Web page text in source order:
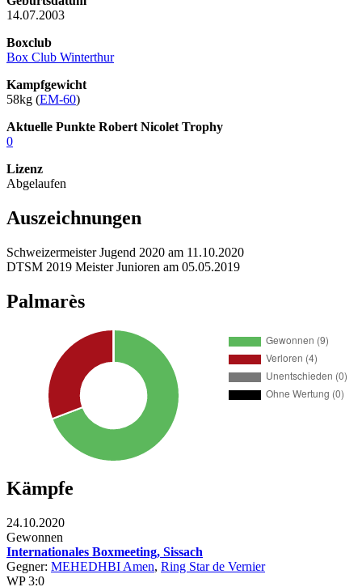
14.07.2003
Boxclub
Box Club Winterthur
Kampfgewicht
58kg (EM-60)
Aktuelle Punkte Robert Nicolet Trophy
0
Lizenz
Abgelaufen
Auszeichnungen
Schweizermeister Jugend 2020 am 11.10.2020
DTSM 2019 Meister Junioren am 05.05.2019
Palmarès
Kämpfe
24.10.2020
Gewonnen
Internationales Boxmeeting, Sissach
Gegner: MEHEDHBI Amen, Ring Star de Vernier
WP 3:0